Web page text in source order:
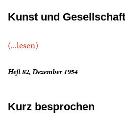
Kunst und Gesellschaft
(...lesen)
Heft 82, Dezember 1954
Kurz besprochen